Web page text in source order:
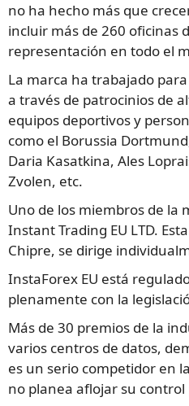
no ha hecho más que
incluir más de 260 oficinas
representación en todo el
La marca ha trabajado
a través de patrocinios de
equipos deportivos y
como el Borussia
Daria Kasatkina, Ales
Zvolen, etc.
Uno de los miembros de la
Instant Trading EU LTD.
Chipre, se dirige
InstaForex EU está
plenamente con la
Más de 30 premios de la
varios centros de datos,
es un serio competidor en
no planea aflojar su